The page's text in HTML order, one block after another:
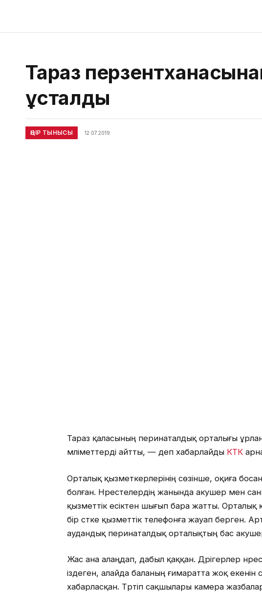
Тараз
ұсталды
ӨҢІР ТЫНЫСЫ 12.07.2019
Тараз қаласының перинаталдық орталығы
мәліметтерді айтты, — деп хабарлайды КТК
Орталық қызметкерлерінің сөзінше, оқиға
болған. Нәрестелердің жанында акушер мен
қызметтік есіктен шығып бара жатты. Орталық
бір сәтке қызметтік телефонға жауап берген.
аудандық перинаталдық орталықтың бас
Жас ана алаңдап, дабыл қаққан. Дәрігерлер
іздеген, алайда баланың ғимаратта жоқ екенін
хабарласқан. Тәртіп сақшылары камера